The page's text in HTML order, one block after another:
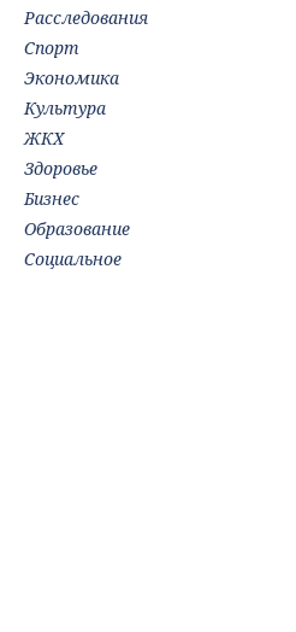
Расследования
Спорт
Экономика
Культура
ЖКХ
Здоровье
Бизнес
Образование
Социальное